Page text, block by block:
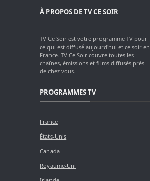
À PROPOS DE TV CE SOIR
TV Ce Soir est votre programme TV pour
ce qui est diffusé aujourd'hui et ce soir en
France. TV Ce Soir couvre toutes les
chaînes, émissions et films diffusés près
de chez vous.
PROGRAMMES TV
France
États-Unis
Canada
Royaume-Uni